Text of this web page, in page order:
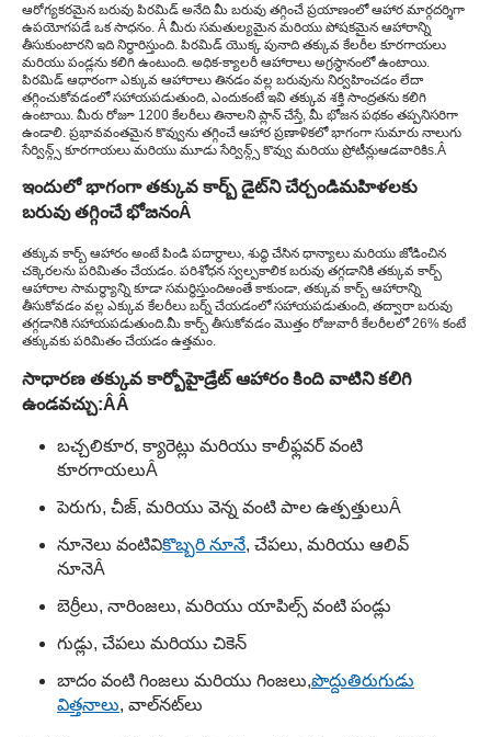
ఆరోగ్యకరమైన బరువు పిరమిడ్ అనేది మీ బరువు తగ్గించే ప్రయాణంలో ఆహార మార్గదర్శిగా
ఉపయోగపడే ఒక సాధనం. Â మీరు సమతుల్యమైన మరియు పోషకమైన ఆహారాన్ని
తీసుకుంటారని ఇది నిర్ధారిస్తుంది. పిరమిడ్ యొక్క పునాది తక్కువ కేలరీల కూరగాయలు
మరియు పండ్లను కలిగి ఉంటుంది. అధిక-క్యాలరీ ఆహారాలు అగ్రస్థానంలో ఉంటాయి.
పిరమిడ్ ఆధారంగా ఎక్కువ ఆహారాలు తినడం వల్ల బరువును నిర్వహించడం లేదా
తగ్గించుకోవడంలో సహాయపడుతుంది, ఎందుకంటే ఇవి తక్కువ శక్తి సాంద్రతను కలిగి
ఉంటాయి. మీరు రోజూ 1200 కేలరీలు తినాలని ప్లాన్ చేస్తే, మీ భోజన పథకం తప్పనిసరిగా
ఉండాలి. ప్రభావవంతమైన కొవ్వును తగ్గించే ఆహార ప్రణాళికలో భాగంగా సుమారు నాలుగు
సేర్విన్గ్స్ కూరగాయలు మరియు మూడు సేర్విన్గ్స్ కొవ్వు మరియు ప్రోటీన్లుఆడవారికిs.Â
ఇందులో భాగంగా తక్కువ కార్బ్ డైట్‌ని చేర్చండిమహిళలకు
బరువు తగ్గించే భోజనంÂ
తక్కువ కార్బ్ ఆహారం అంటే పిండి పదార్ధాలు, శుద్ధి చేసిన ధాన్యాలు మరియు జోడించిన
చక్కెరలను పరిమితం చేయడం. పరిశోధన స్వల్పకాలిక బరువు తగ్గడానికి తక్కువ కార్బ్
ఆహారాల సామర్థ్యాన్ని కూడా సమర్థిస్తుందిఅంతే కాకుండా, తక్కువ కార్బ్ ఆహారాన్ని
తీసుకోవడం వల్ల ఎక్కువ కేలరీలు బర్న్ చేయడంలో సహాయపడుతుంది, తద్వారా బరువు
తగ్గడానికి సహాయపడుతుంది.మీ కార్బ్ తీసుకోవడం మొత్తం రోజువారీ కేలరీలలో 26% కంటే
తక్కువకు పరిమితం చేయడం ఉత్తమం.
సాధారణ తక్కువ కార్బోహైడ్రేట్ ఆహారం కింది వాటిని కలిగి
ఉండవచ్చు:ÂÂ
బచ్చలికూర, క్యారెట్లు మరియు కాలీఫ్లవర్ వంటి
కూరగాయలుÂ
పెరుగు, చీజ్, మరియు వెన్న వంటి పాల ఉత్పత్తులుÂ
నూనెలు వంటివికొబ్బరి నూనే, చేపలు, మరియు ఆలివ్
నూనెÂ
బెర్రీలు, నారింజలు, మరియు యాపిల్స్ వంటి పండ్లు
గుడ్లు, చేపలు మరియు చికెన్
బాదం వంటి గింజలు మరియు గింజలు,పొద్దుతిరుగుడు
విత్తనాలు, వాల్‌నట్‌లు